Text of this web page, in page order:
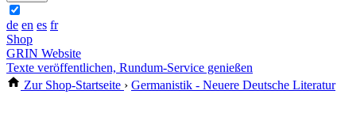
de en es fr
Shop
GRIN Website
Texte veröffentlichen, Rundum-Service genießen
Zur Shop-Startseite › Germanistik - Neuere Deutsche Literatur